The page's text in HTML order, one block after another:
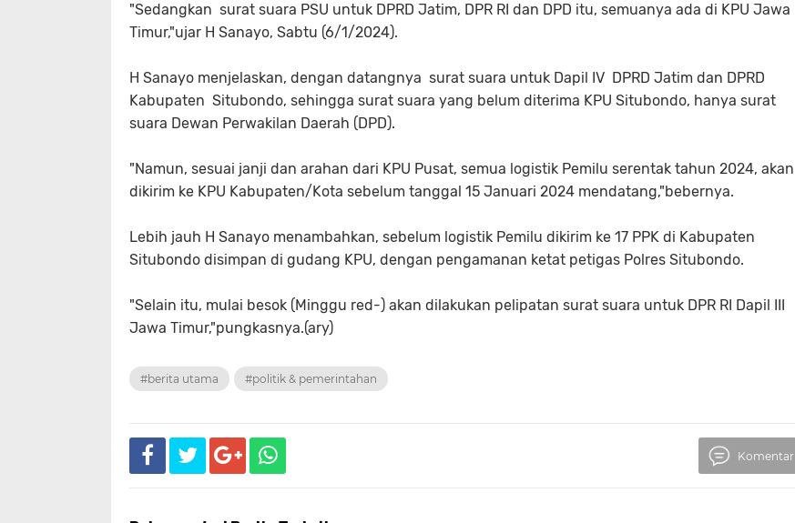
"Sedangkan surat suara PSU untuk DPRD Jatim, DPR RI dan DPD itu, semuanya ada di KPU Jawa
Timur,"ujar H Sanayo, Sabtu (6/1/2024).
H Sanayo menjelaskan, dengan datangnya surat suara untuk Dapil IV DPRD Jatim dan DPRD
Kabupaten Situbondo, sehingga surat suara yang belum diterima KPU Situbondo, hanya surat
suara Dewan Perwakilan Daerah (DPD).
"Namun, sesuai janji dan arahan dari KPU Pusat, semua logistik Pemilu serentak tahun 2024, akan
dikirim ke KPU Kabupaten/Kota sebelum tanggal 15 Januari 2024 mendatang,"bebernya.
Lebih jauh H Sanayo menambahkan, sebelum logistik Pemilu dikirim ke 17 PPK di Kabupaten
Situbondo disimpan di gudang KPU, dengan pengamanan ketat petigas Polres Situbondo.
"Selain itu, mulai besok (Minggu red-) akan dilakukan pelipatan surat suara untuk DPR RI Dapil III
Jawa Timur,"pungkasnya.(ary)
#berita utama #politik & pemerintahan
Komentar